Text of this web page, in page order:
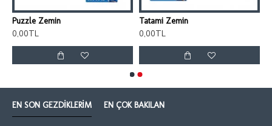
Puzzle Zemin
0,00TL
Tatami Zemin
0,00TL
EN SON GEZDIKLERIM EN ÇOK BAKILAN